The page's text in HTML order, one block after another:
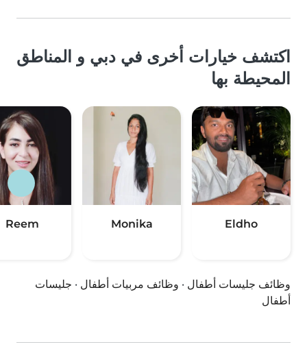
اكتشف خيارات أخرى في دبي و المناطق
المحيطة بها
Eldho
Monika
Reem
وظائف جليسات أطفال · وظائف مربيات أطفال · جليسات
أطفال